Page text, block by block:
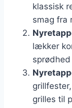
klassisk
smag fra
lækker
grilles til